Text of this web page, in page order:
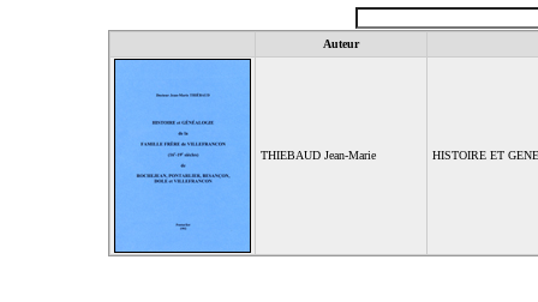
Auteur
THIEBAUD Jean-Marie HISTOIRE ET